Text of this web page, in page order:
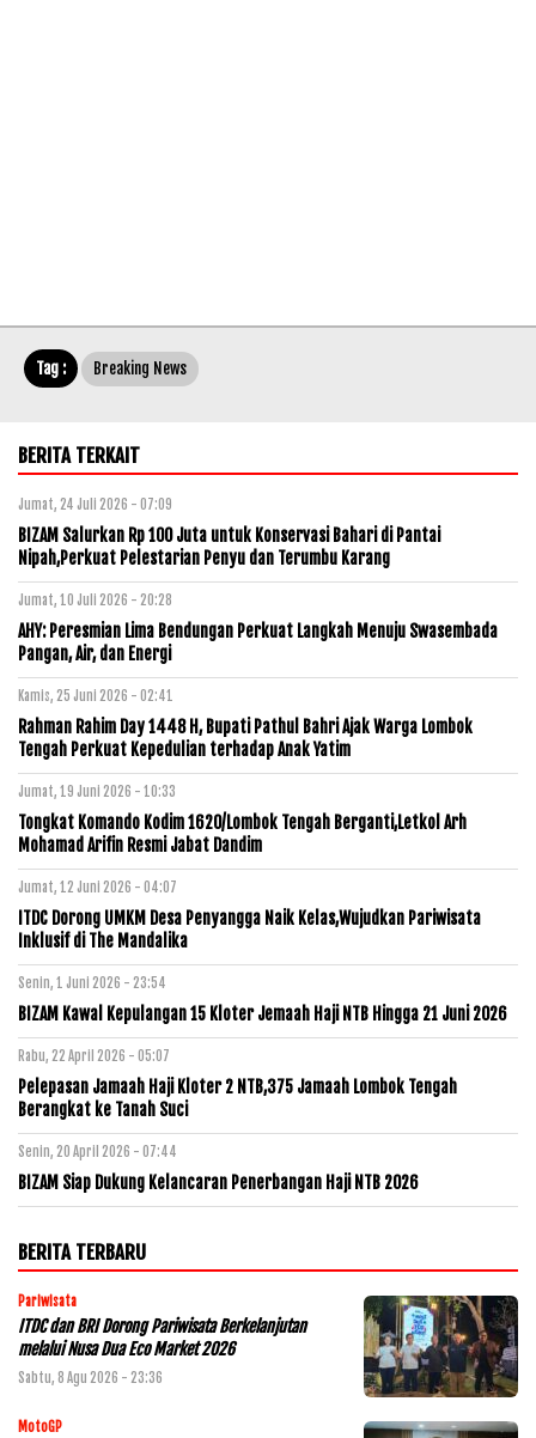
Tag : Breaking News
BERITA TERKAIT
Jumat, 24 Juli 2026 - 07:09
BIZAM Salurkan Rp 100 Juta untuk Konservasi Bahari di Pantai
Nipah,Perkuat Pelestarian Penyu dan Terumbu Karang
Jumat, 10 Juli 2026 - 20:28
AHY: Peresmian Lima Bendungan Perkuat Langkah Menuju Swasembada
Pangan, Air, dan Energi
Kamis, 25 Juni 2026 - 02:41
Rahman Rahim Day 1448 H, Bupati Pathul Bahri Ajak Warga Lombok
Tengah Perkuat Kepedulian terhadap Anak Yatim
Jumat, 19 Juni 2026 - 10:33
Tongkat Komando Kodim 1620/Lombok Tengah Berganti,Letkol Arh
Mohamad Arifin Resmi Jabat Dandim
Jumat, 12 Juni 2026 - 04:07
ITDC Dorong UMKM Desa Penyangga Naik Kelas,Wujudkan Pariwisata
Inklusif di The Mandalika
Senin, 1 Juni 2026 - 23:54
BIZAM Kawal Kepulangan 15 Kloter Jemaah Haji NTB Hingga 21 Juni 2026
Rabu, 22 April 2026 - 05:07
Pelepasan Jamaah Haji Kloter 2 NTB,375 Jamaah Lombok Tengah
Berangkat ke Tanah Suci
Senin, 20 April 2026 - 07:44
BIZAM Siap Dukung Kelancaran Penerbangan Haji NTB 2026
BERITA TERBARU
Pariwisata
ITDC dan BRI Dorong Pariwisata Berkelanjutan
melalui Nusa Dua Eco Market 2026
Sabtu, 8 Agu 2026 - 23:36
MotoGP